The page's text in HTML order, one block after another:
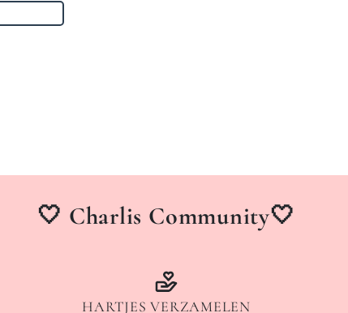
🤍 Charlis Community🤍
HARTJES VERZAMELEN